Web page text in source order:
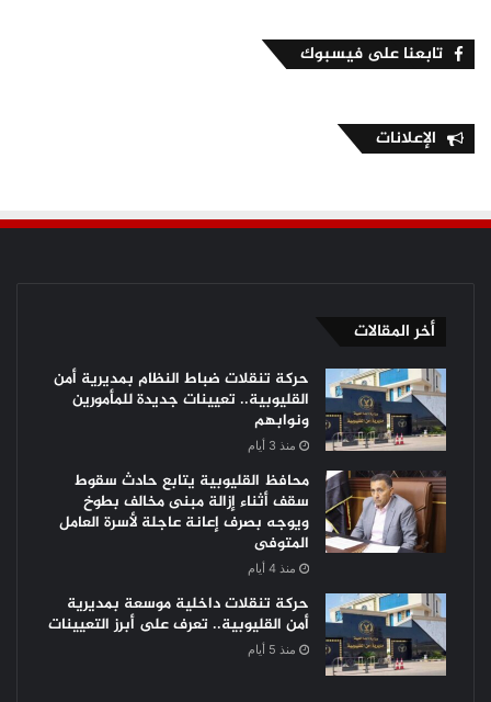
تابعنا على فيسبوك
الإعلانات
أخر المقالات
حركة تنقلات ضباط النظام بمديرية أمن
القليوبية.. تعيينات جديدة للمأمورين
ونوابهم
منذ 3 أيام
محافظ القليوبية يتابع حادث سقوط
سقف أثناء إزالة مبنى مخالف بطوخ
ويوجه بصرف إعانة عاجلة لأسرة العامل
المتوفى
منذ 4 أيام
حركة تنقلات داخلية موسعة بمديرية
أمن القليوبية.. تعرف على أبرز التعيينات
منذ 5 أيام